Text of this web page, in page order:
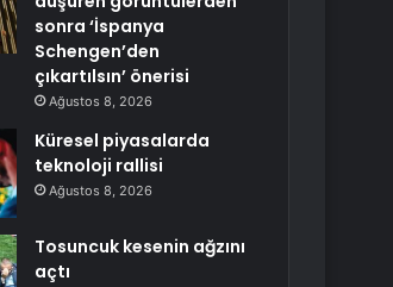
sonra ‘İspanya
Schengen’den
çıkartılsın’ önerisi
Ağustos 8, 2026
Küresel piyasalarda
teknoloji rallisi
Ağustos 8, 2026
Tosuncuk kesenin ağzını
açtı